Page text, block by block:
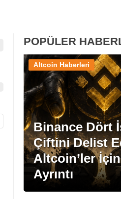
POPÜLER
Binance Dört
Çiftini Delist
Altcoin’ler
Ayrıntı
Altcoin Haberleri